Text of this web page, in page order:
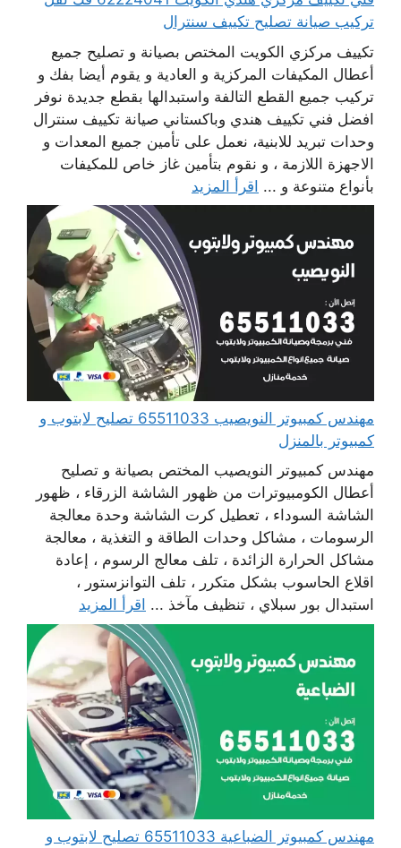
تركيب صيانة تصليح تكييف سنترال
تكييف مركزي الكويت المختص بصيانة و تصليح جميع
أعطال المكيفات المركزية و العادية و يقوم أيضا بفك و
تركيب جميع القطع التالفة واستبدالها بقطع جديدة نوفر
افضل فني تكييف هندي وباكستاني صيانة تكييف سنترال
وحدات تبريد للابنية، نعمل على تأمين جميع المعدات و
الاجهزة اللازمة ، و نقوم بتأمين غاز خاص للمكيفات
بأنواع متنوعة و ... اقرأ المزيد
مهندس كمبيوتر النويصيب 65511033 تصليح لابتوب و
كمبيوتر بالمنزل
مهندس كمبيوتر النويصيب المختص بصيانة و تصليح
أعطال الكومبيوترات من ظهور الشاشة الزرقاء ، ظهور
الشاشة السوداء ، تعطيل كرت الشاشة وحدة معالجة
الرسومات ، مشاكل وحدات الطاقة و التغذية ، معالجة
مشاكل الحرارة الزائدة ، تلف معالج الرسوم ، إعادة
اقلاع الحاسوب بشكل متكرر ، تلف التوانزستور ،
استبدال بور سبلاي ، تنظيف مآخذ ... اقرأ المزيد
مهندس كمبيوتر الضباعية 65511033 تصليح لابتوب و